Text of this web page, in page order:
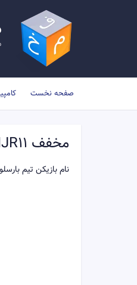
صفحه نخست
مخفف
نام بازیکن تیم